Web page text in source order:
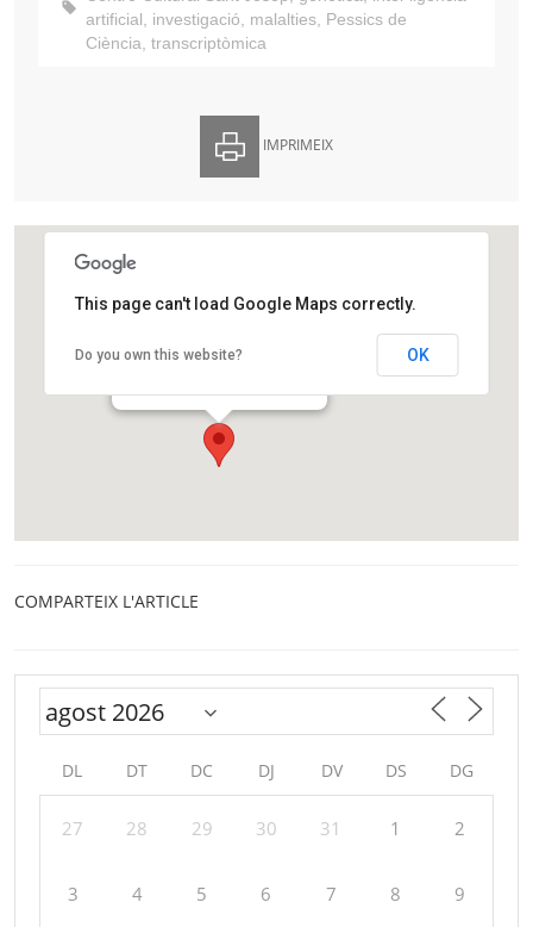
artificial, investigació, malalties, Pessics de
Ciència, transcriptòmica
IMPRIMEIX
Centre Cultural Sant Josep
Avinguda d'Isabel la Catòlica,32
This page can't load Google Maps correctly.
Do you own this website? OK
COMPARTEIX L'ARTICLE
DL DT DC DJ DV DS DG
27 28 29 30 31 1 2
3 4 5 6 7 8 9